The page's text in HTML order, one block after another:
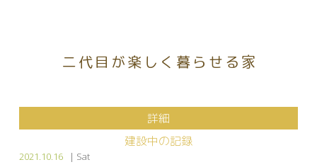
二代目が楽しく暮らせる家
詳細
建設中の記録
2021.10.16 | Sat